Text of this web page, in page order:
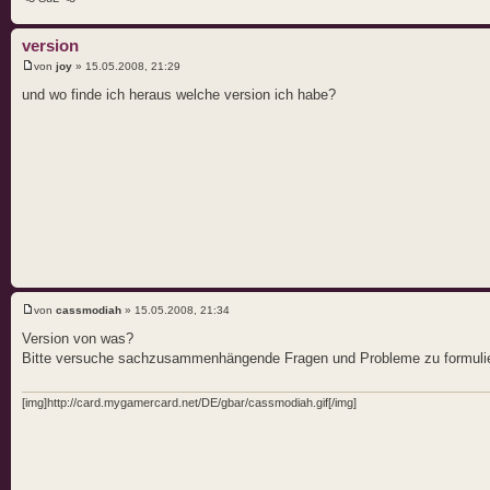
version
von joy » 15.05.2008, 21:29
und wo finde ich heraus welche version ich habe?
von cassmodiah » 15.05.2008, 21:34
Version von was?
Bitte versuche sachzusammenhängende Fragen und Probleme zu
[img]http://card.mygamercard.net/DE/gbar/cassmodiah.gif[/img]